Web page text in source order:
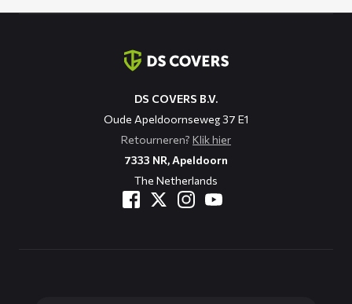
DS COVERS B.V.
Oude Apeldoornseweg 37 E1
Retourneren? Klik hier
7333 NR, Apeldoorn
The Netherlands